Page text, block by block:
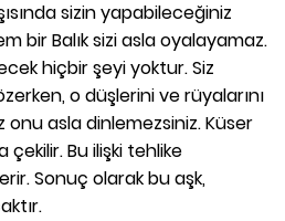
sizin yapabileceğiniz
bir Balık sizi asla oyalayamaz.
hiçbir şeyi yoktur. Siz
o düşlerini ve rüyalarını
onu asla dinlemezsiniz. Küser
çekilir. Bu ilişki tehlike
Sonuç olarak bu aşk,